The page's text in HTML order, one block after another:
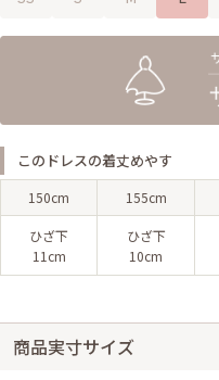
このドレスの着丈めやす
150cm 155cm
ひざ下
11cm
ひざ下
10cm
商品実寸サイズ